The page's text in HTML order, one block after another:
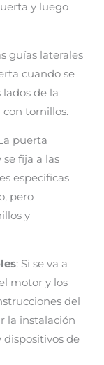
y luego
guías laterales
cuando se
lados de la
tornillos.
puerta
fija a las
específicas
pero
y
: Si se va a
motor y los
del
la instalación
dispositivos de